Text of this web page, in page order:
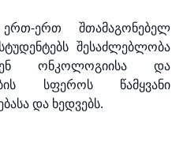
ერთ შთამაგონებელ
შესაძლებლობა
ონკოლოგიისა და
სფეროს წამყვანი
და ხედვებს.